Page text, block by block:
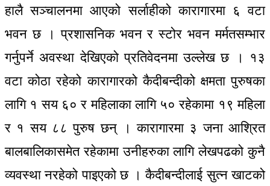
हालै सञ्चालनमा आएको सर्लाहीको कारागारमा ६ वटा
भवन छ । प्रशासनिक भवन र स्टोर भवन मर्मतसम्भार
गर्नुपर्ने अवस्था देखिएको प्रतिवेदनमा उल्लेख छ । १३
वटा कोठा रहेको कारागारको कैदीबन्दीको क्षमता पुरुषका
लागि १ सय ६० र महिलाका लागि ५० रहेकामा १९ महिला
र १ सय ८८ पुरुष छन् । कारागारमा ३ जना आश्रित
बालबालिकासमेत रहेकामा उनीहरुका लागि लेखपढको कुनै
व्यवस्था नरहेको पाइएको छ । कैदीबन्दीलाई सुत्न खाटको